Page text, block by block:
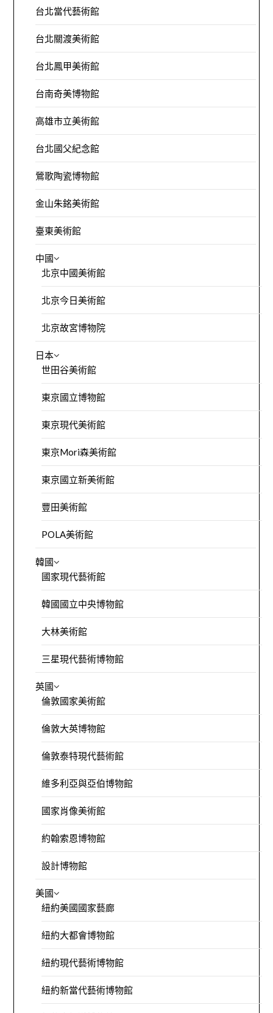
台北當代藝術館
台北關渡美術館
台北鳳甲美術館
台南奇美博物館
高雄市立美術館
台北國父紀念館
鶯歌陶瓷博物館
金山朱銘美術館
臺東美術館
中國
北京中國美術館
北京今日美術館
北京故宮博物院
日本
世田谷美術館
東京國立博物館
東京現代美術館
東京Mori森美術館
東京國立新美術館
豐田美術館
POLA美術館
韓國
國家現代藝術館
韓國國立中央博物館
大林美術館
三星現代藝術博物館
英國
倫敦國家美術館
倫敦大英博物館
倫敦泰特現代藝術館
維多利亞與亞伯博物館
國家肖像美術館
約翰索恩博物館
設計博物館
美國
紐約美國國家藝廊
紐約大都會博物館
紐約現代藝術博物館
紐約新當代藝術博物館